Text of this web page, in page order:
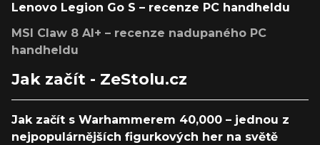
Lenovo Legion Go S – recenze PC handheldu
MSI Claw 8 AI+ – recenze nadupaného PC
handheldu
Jak začít - ZeStolu.cz
Jak začít s Warhammerem 40,000 – jednou z
nejpopulárnějších figurkových her na světě